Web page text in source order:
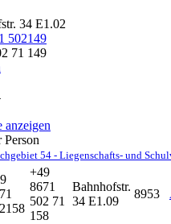
34 E1.02
502149
71 149
anzeigen
Person
54 - Liegenschafts- und
+49
8671
502 71
158
Bahnhofstr.
34 E1.09
8953